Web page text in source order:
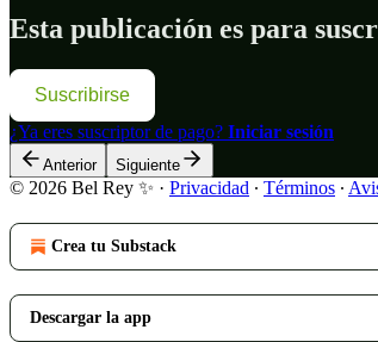
Esta publicación es para
Suscribirse
¿Ya eres suscriptor de pago? Iniciar sesión
Anterior Siguiente
© 2026 Bel Rey ✨ · Privacidad ∙ Términos ∙
Crea tu Substack
Descargar la app